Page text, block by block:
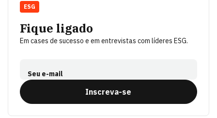
Fique ligado
Em cases de sucesso e em entrevistas com líderes ESG.
Seu e-mail
Inscreva-se
ESG